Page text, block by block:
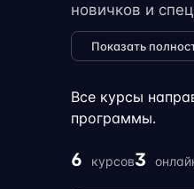
новичков и
задания,
формат
Показать
Все курсы
программы.
6 курсов3